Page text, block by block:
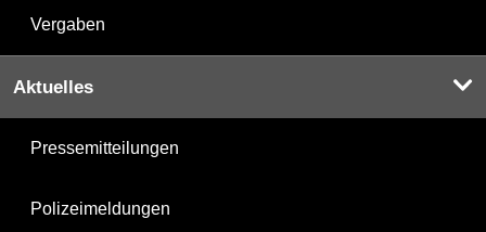
Vergaben
Aktuelles
Pressemitteilungen
Polizeimeldungen